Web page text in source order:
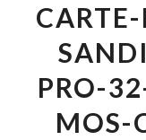
PRO-
MOS-